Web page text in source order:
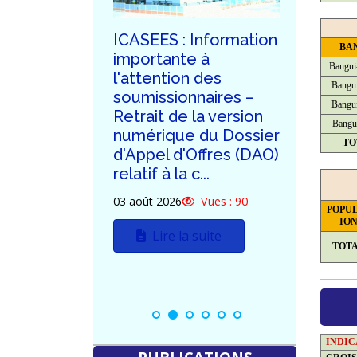
: Information
–
de la version
du Dossier
d'Offres (DAO)
Vues : 90
ICASEES : Publication
de la troisième série
de réponses aux
demandes de
clarification des
potentiels
soumissionnaires du
DAO relatif à la
construction...
30 juillet 2026 Vues : 138
Lire la suite
ION